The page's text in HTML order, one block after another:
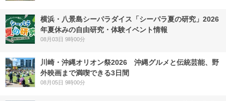
横浜・八景島シーパラダイス「シーパラ夏の研究」2026
年夏休みの自由研究・体験イベント情報
08月03日 9時00分
川崎・沖縄オリオン祭2026 沖縄グルメと伝統芸能、野
外映画まで満喫できる3日間
08月05日 9時00分